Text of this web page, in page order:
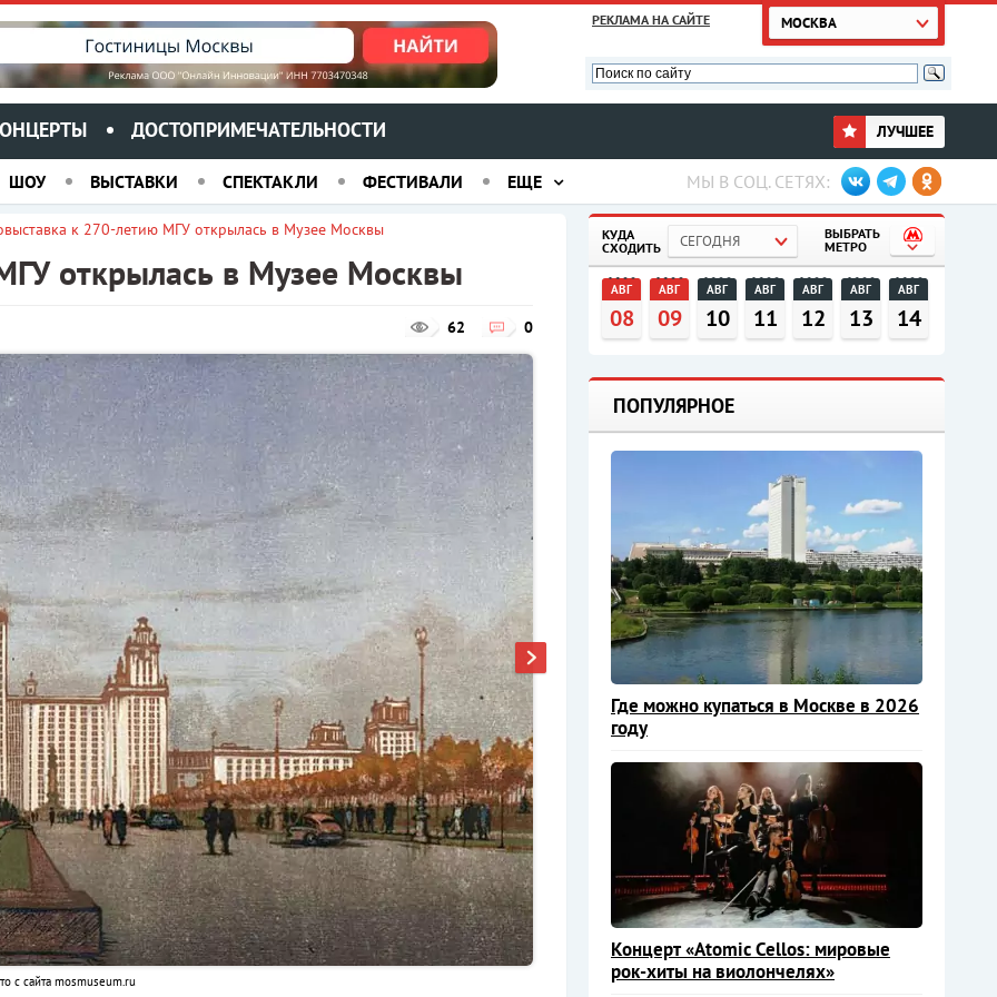
РЕКЛАМА НА САЙТЕ МОСКВА
ДОСТОПРИМЕЧАТЕЛЬНОСТИ ЛУЧШЕЕ
ШОУ ВЫСТАВКИ СПЕКТАКЛИ ФЕСТИВАЛИ ЕЩЕ МЫ В СОЦ. СЕТЯХ:
к 270-летию МГУ открылась в Музее Москвы
открылась в Музее Москвы
0
62
с сайта mosmuseum.ru
КУДА
СХОДИТЬ
СЕГОДНЯ
ВЫБРАТЬ
МЕТРО
АВГ
08
АВГ
09
АВГ
10
АВГ
11
АВГ
12
АВГ
13
АВГ
14
ПОПУЛЯРНОЕ
Где можно купаться в Москве в 2026
году
Концерт «Atomic Cellos: мировые
рок-хиты на виолончелях»